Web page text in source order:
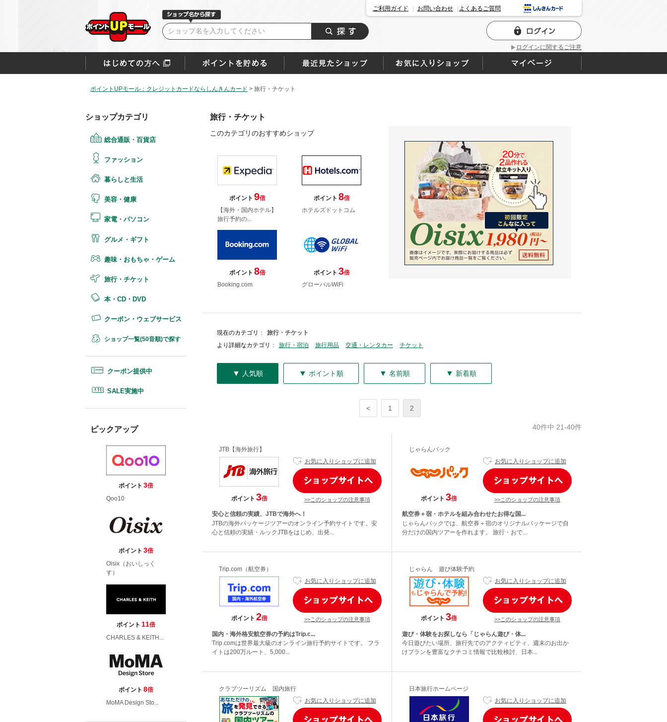
ログインに関するご注意
ご利用ガイド お問い合わせ よくあるご質問
ポイントUPモール：クレジットカードならしんきんカード > 旅行・チケット
ショップカテゴリ
総合通販・百貨店
ファッション
暮らしと生活
美容・健康
家電・パソコン
グルメ・ギフト
趣味・おもちゃ・ゲーム
旅行・チケット
本・CD・DVD
クーポン・ウェブサービス
ショップ一覧(50音順)で探す
クーポン提供中
SALE実施中
ピックアップ
ポイント 3倍
Qoo10
ポイント 3倍
Oisix（おいしっく
す）
ポイント 11倍
CHARLES & KEITH...
ポイント 8倍
MoMA Design Sto...
旅行・チケット
このカテゴリのおすすめショップ
ポイント 9倍
【海外・国内ホテル】
旅行予約の...
ポイント 8倍
ホテルズドットコム
ポイント 8倍
Booking.com
ポイント 3倍
グローバルWiFi
現在のカテゴリ ：
旅行・チケット
より詳細なカテゴリ ： 旅行・宿泊 旅行用品 交通・レンタカー チケット
▼ 人気順 ▼ ポイント順 ▼ 名前順 ▼ 新着順
< 1 2
40件中 21-40件
JTB【海外旅行】
ポイント 3倍
お気に入りショップに追加
>>このショップの注意事項
安心と信頼の実績、JTBで海外へ！
JTBの海外パッケージツアーのオンライン予約サイトです。安
心と信頼の実績・ルックJTBをはじめ、出発...
じゃらんパック
ポイント 3倍
お気に入りショップに追加
>>このショップの注意事項
航空券＋宿・ホテルを組み合わせたお得な国...
じゃらんパックでは、航空券＋宿のオリジナルパッケージで自
分だけの国内ツアーを作れます。 旅行・おで...
Trip.com（航空券）
ポイント 2倍
お気に入りショップに追加
>>このショップの注意事項
国内・海外格安航空券の予約はTrip.c...
Trip.comは世界最大級のオンライン旅行予約サイトです。 フラ
イトは200万ルート、5,000...
じゃらん 遊び体験予約
ポイント 3倍
お気に入りショップに追加
>>このショップの注意事項
遊び・体験をお探しなら「じゃらん遊び・体...
今日遊びたい場所、旅行先でのアクティビティ、週末のお出か
けプランを豊富なクチコミ情報で比較検討、日本...
クラブツーリズム 国内旅行
お気に入りショップに追加
日本旅行ホームページ
お気に入りショップに追加